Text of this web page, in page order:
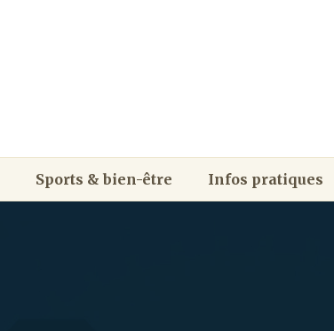
Sports & bien-être Infos pratiques